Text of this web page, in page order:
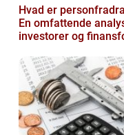
Hvad er
En omfattende
investorer og